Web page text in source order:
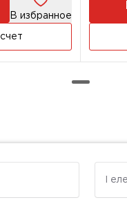
В избранное